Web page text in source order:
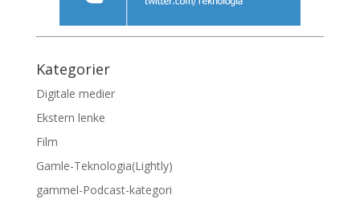
Kategorier
Digitale medier
Ekstern lenke
Film
Gamle-Teknologia(Lightly)
gammel-Podcast-kategori